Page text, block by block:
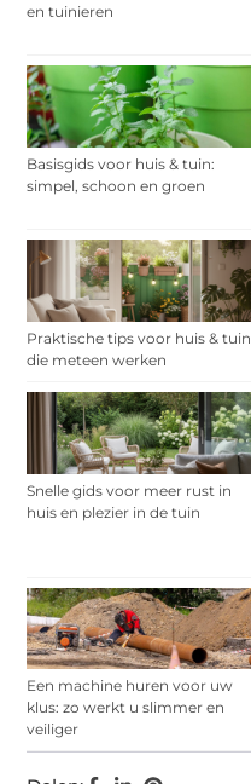
en tuinieren
Basisgids voor huis & tuin:
simpel, schoon en groen
Praktische tips voor huis & tuin
die meteen werken
Snelle gids voor meer rust in
huis en plezier in de tuin
Een machine huren voor uw
klus: zo werkt u slimmer en
veiliger